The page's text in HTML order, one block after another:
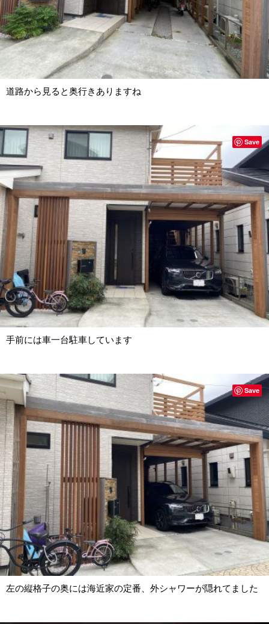
道路から見ると奥行きありますね
手前には車一台駐車しています
Save
左の縦格子の奥には海近家の定番、外シャワーが隠れてました
Save